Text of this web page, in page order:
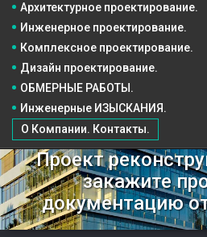
ОБМЕРНЫЕ РАБОТЫ.
Инженерные ИЗЫСКАНИЯ.
О Компании. Контакты.
Архитектурное проектирование.
Инженерное проектирование.
Комплексное проектирование.
Дизайн проектирование.
Проект
закажите
документацию